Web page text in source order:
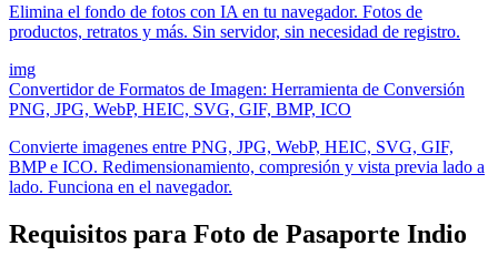
Elimina el fondo de fotos con IA en tu navegador. Fotos de
productos, retratos y más. Sin servidor, sin necesidad de registro.
img
Convertidor de Formatos de Imagen: Herramienta de Conversión
PNG, JPG, WebP, HEIC, SVG, GIF, BMP, ICO
Convierte imagenes entre PNG, JPG, WebP, HEIC, SVG, GIF,
BMP e ICO. Redimensionamiento, compresión y vista previa lado a
lado. Funciona en el navegador.
Requisitos para Foto de Pasaporte Indio